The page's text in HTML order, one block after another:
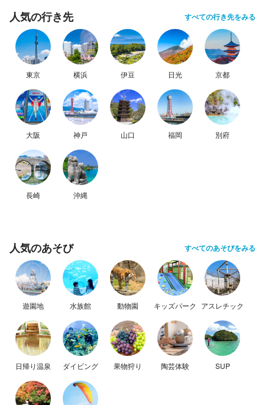
人気の行き先 すべての行き先をみる
東京 横浜 伊豆 日光 京都
大阪 神戸 山口 福岡 別府
長崎 沖縄
人気のあそび すべてのあそびをみる
遊園地 水族館 動物園 キッズパーク アスレチック
日帰り温泉 ダイビング 果物狩り 陶芸体験 SUP